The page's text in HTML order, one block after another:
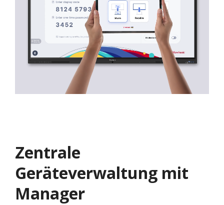
Zentrale
Geräteverwaltung mit
Manager